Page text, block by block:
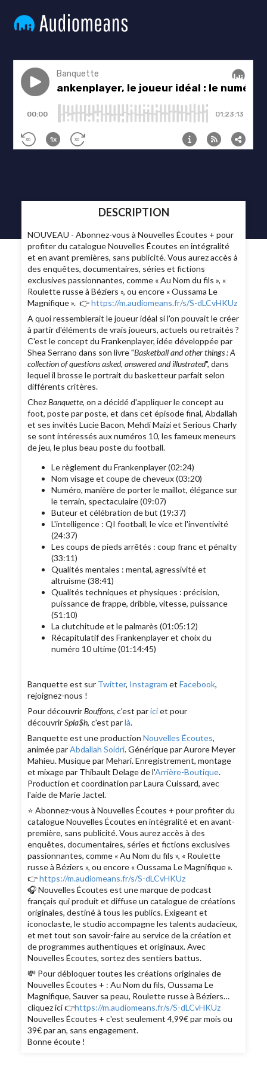
DESCRIPTION
NOUVEAU - Abonnez-vous à Nouvelles Écoutes + pour
profiter du catalogue Nouvelles Écoutes en intégralité
et en avant premières, sans publicité. Vous aurez accès à
des enquêtes, documentaires, séries et fictions
exclusives passionnantes, comme « Au Nom du fils », «
Roulette russe à Béziers », ou encore « Oussama Le
Magnifique ». 👉https://m.audiomeans.fr/s/S-dLCvHKUz
A quoi ressemblerait le joueur idéal si l'on pouvait le créer
à partir d'éléments de vrais joueurs, actuels ou retraités ?
C'est le concept du Frankenplayer, idée développée par
Shea Serrano dans son livre "Basketball and other things : A
collection of questions asked, answered and illustrated", dans
lequel il brosse le portrait du basketteur parfait selon
différents critères.
ChezBanquette, on a décidé d'appliquer le concept au
foot, poste par poste, et dans cet épisode final, Abdallah
et ses invités Lucie Bacon, Mehdi Maizi et Serious Charly
se sont intéressés aux numéros 10, les fameux meneurs
de jeu, le plus beau poste du football.
Le règlement du Frankenplayer (02:24)
Nom visage et coupe de cheveux (03:20)
Numéro, manière de porter le maillot, élégance sur
le terrain, spectaculaire (09:07)
Buteur et célébration de but (19:37)
L'intelligence : QI football, le vice et l'inventivité
(24:37)
Les coups de pieds arrêtés : coup franc et pénalty
(33:11)
Qualités mentales : mental, agressivité et
altruisme (38:41)
Qualités techniques et physiques : précision,
puissance de frappe, dribble, vitesse, puissance
(51:10)
La clutchitude et le palmarès (01:05:12)
Récapitulatif des Frankenplayer et choix du
numéro 10 ultime (01:14:45)
Banquette est sur Twitter, Instagram etFacebook,
rejoignez-nous !
Pour découvrirBouffons, c'est pariciet pour
découvrirSpla$h, c'est parlà.
Banquette est une productionNouvelles Écoutes,
animée parAbdallah Soidri. Générique par Aurore Meyer
Mahieu. Musique par Mehari. Enregistrement, montage
et mixage par Thibault Delage de l'Arrière-Boutique.
Production et coordination par Laura Cuissard, avec
l'aide de Marie Jactel.
⭐️ Abonnez-vous à Nouvelles Écoutes + pour profiter du
catalogue Nouvelles Écoutes en intégralité et en avant-
première, sans publicité. Vous aurez accès à des
enquêtes, documentaires, séries et fictions exclusives
passionnantes, comme « Au Nom du fils », « Roulette
russe à Béziers », ou encore « Oussama Le Magnifique ».
👉https://m.audiomeans.fr/s/S-dLCvHKUz
🎧 Nouvelles Écoutes est une marque de podcast
français qui produit et diffuse un catalogue de créations
originales, destiné à tous les publics. Exigeant et
iconoclaste, le studio accompagne les talents audacieux,
et met tout son savoir-faire au service de la création et
de programmes authentiques et originaux. Avec
Nouvelles Écoutes, sortez des sentiers battus.
💸 Pour débloquer toutes les créations originales de
Nouvelles Écoutes + : Au Nom du fils, Oussama Le
Magnifique, Sauver sa peau, Roulette russe à Béziers…
cliquez ici 👉https://m.audiomeans.fr/s/S-dLCvHKUz
Nouvelles Écoutes + c'est seulement 4,99€ par mois ou
39€ par an, sans engagement.
Bonne écoute !